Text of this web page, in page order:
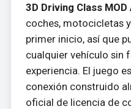
3D Driving Class MOD
coches, motocicletas
primer inicio, así que
cualquier vehículo sin
experiencia. El juego
conexión construido
oficial de licencia de